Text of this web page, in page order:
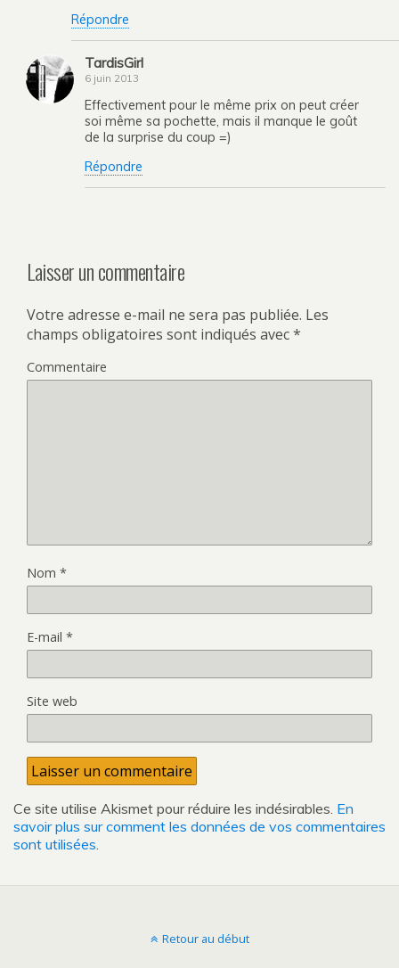
Répondre
TardisGirl
6 juin 2013
Effectivement pour le même prix on peut créer
soi même sa pochette, mais il manque le goût
de la surprise du coup =)
Répondre
Laisser un commentaire
Votre adresse e-mail ne sera pas publiée. Les
champs obligatoires sont indiqués avec*
Commentaire
Nom *
E-mail *
Site web
Ce site utilise Akismet pour réduire les indésirables. En
savoir plus sur comment les données de vos commentaires
sont utilisées
Retour au début